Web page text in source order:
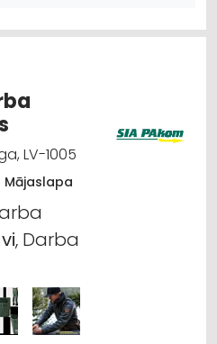
LV-1005
Mājaslapa
, Darba